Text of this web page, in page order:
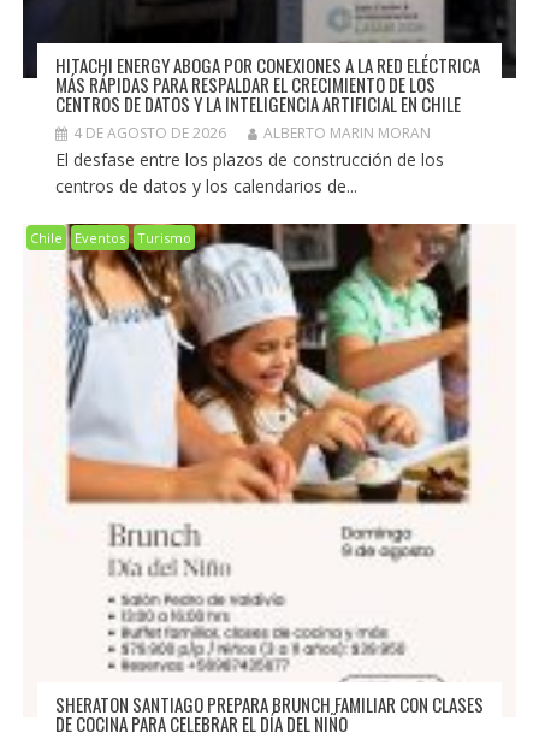
HITACHI ENERGY ABOGA POR CONEXIONES A LA RED ELÉCTRICA
MÁS RÁPIDAS PARA RESPALDAR EL CRECIMIENTO DE LOS
CENTROS DE DATOS Y LA INTELIGENCIA ARTIFICIAL EN CHILE
4 DE AGOSTO DE 2026 ALBERTO MARIN MORAN
El desfase entre los plazos de construcción de los
centros de datos y los calendarios de...
Chile Eventos Turismo
SHERATON SANTIAGO PREPARA BRUNCH FAMILIAR CON CLASES
DE COCINA PARA CELEBRAR EL DÍA DEL NIÑO